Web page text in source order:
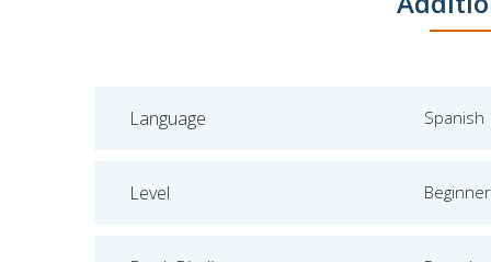
Language Spanish
Level Beginner